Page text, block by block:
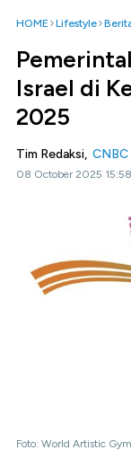
HOME Lifestyle
Israel di
2025
Tim Redaksi,
08 October 2025 15:58
Foto: World Artistic